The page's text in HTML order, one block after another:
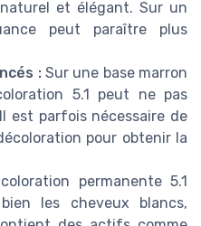
et élégant. Sur un
peut paraître plus
:Sur une base marron
5.1 peut ne pas
est parfois nécessaire de
pour obtenir la
permanente 5.1
les cheveux blancs,